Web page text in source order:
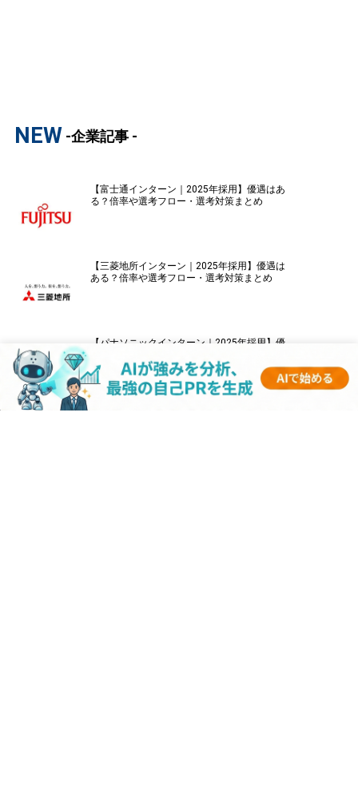
NEW -企業記事 -
【富士通インターン｜2025年採用】優遇はあ
る？倍率や選考フロー・選考対策まとめ
【三菱地所インターン｜2025年採用】優遇は
ある？倍率や選考フロー・選考対策まとめ
【パナソニックインターン｜2025年採用】優
め